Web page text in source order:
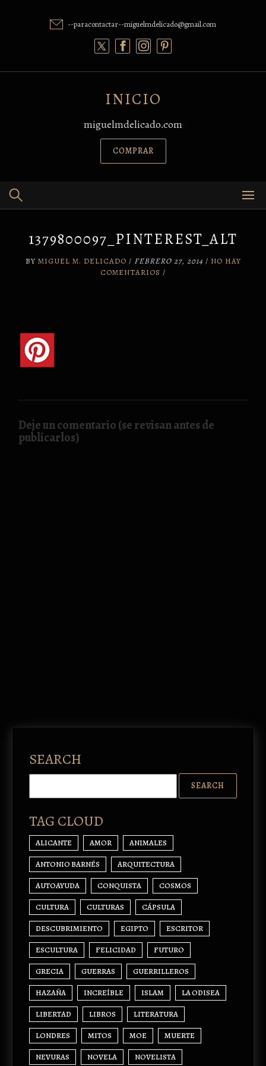
--paracontactar--miguelmdelicado@gmail.com
INICIO
miguelmdelicado.com
COMPRAR
1379800097_PINTEREST_ALT
BY MIGUEL M. DELICADO / FEBRERO 27, 2014 / NO HAY
COMENTARIOS /
Deje un comentario (se revisan antes de
publicarlos)
SEARCH
TAG CLOUD
ALICANTE AMOR ANIMALES
ANTONIO BARNÉS ARQUITECTURA
AUTOAYUDA CONQUISTA COSMOS
CULTURA CULTURAS CÁPSULA
DESCUBRIMIENTO EGIPTO ESCRITOR
ESCULTURA FELICIDAD FUTURO
GRECIA GUERRAS GUERRILLEROS
HAZAÑA INCREÍBLE ISLAM LA ODISEA
LIBERTAD LIBROS LITERATURA
LONDRES MITOS MOE MUERTE
NEVURAS NOVELA NOVELISTA